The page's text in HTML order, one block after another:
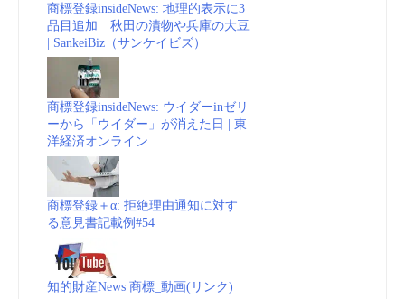
画
vol.1”
商標登録insideNews: 地理的表示に3
品目追加 秋田の漬物や兵庫の大豆
| SankeiBiz（サンケイビズ）
商標登録insideNews: ウイダーinゼリ
ーから「ウイダー」が消えた日 | 東
洋経済オンライン
商標登録＋α: 拒絶理由通知に対す
る意見書記載例#54
知的財産News 商標_動画(リンク)